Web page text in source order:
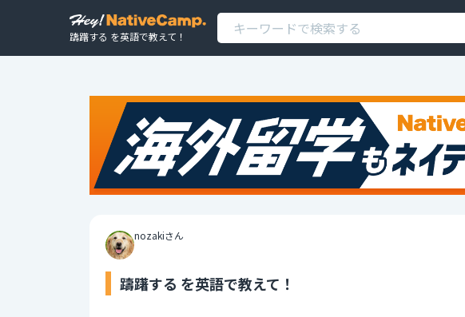
躊躇する を英語で教えて！
nozakiさん
躊躇する を英語で教えて！